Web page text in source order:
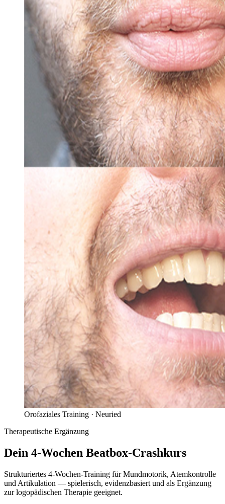
Orofaziales Training · Neuried
Therapeutische Ergänzung
Dein 4-Wochen Beatbox-Crashkurs
Strukturiertes 4-Wochen-Training für Mundmotorik, Atemkontrolle
und Artikulation — spielerisch, evidenzbasiert und als Ergänzung
zur logopädischen Therapie geeignet.